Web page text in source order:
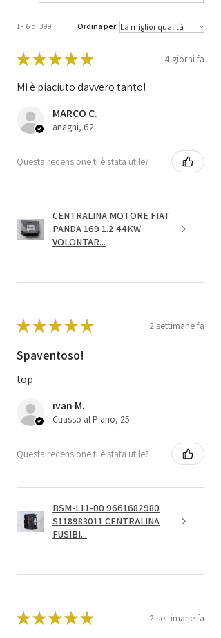
1 - 6 di 399 Ordina per:
★★★★★ 4 giorni fa
Mi è piaciuto davvero tanto!
MARCO C.
anagni, 62
Questa recensione ti è stata utile?
CENTRALINA MOTORE FIAT
PANDA 169 1.2 44KW
VOLONTAR...
★★★★★ 2 settimane fa
Spaventoso!
top
ivan M.
Cuasso al Piano, 25
Questa recensione ti è stata utile?
BSM-L11-00 9661682980
S118983011 CENTRALINA
FUSIBI...
★★★★★ 2 settimane fa